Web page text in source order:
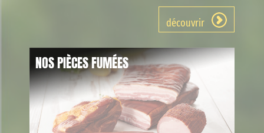
découvrir
NOS PIÈCES FUMÉES